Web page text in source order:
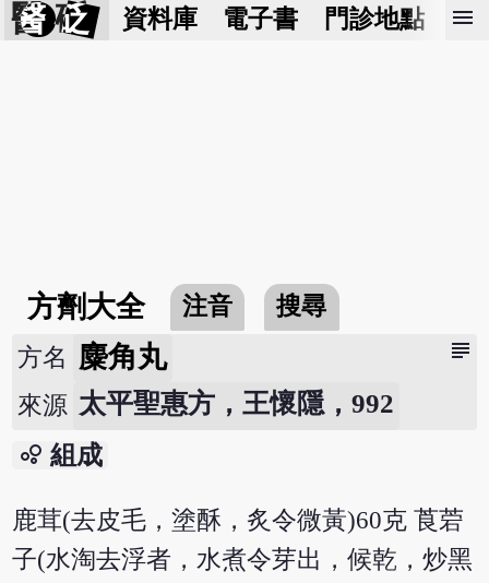
醫 砭 資料庫 電子書 門診地點 預
menu
方劑大全 注音 搜尋
subject
方名 麋角丸
來源 太平聖惠方，王懷隱，992
bubble_chart 組成
鹿茸(去皮毛，塗酥，炙令微黃)60克 莨菪
子(水淘去浮者，水煮令芽出，候乾，炒黑